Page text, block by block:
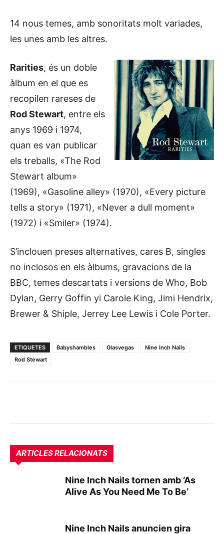
14 nous temes, amb sonoritats molt variades,
les unes amb les altres.
Rarities, és un doble
àlbum en el que es
recopilen rareses de
Rod Stewart, entre els
anys 1969 i 1974,
quan es van publicar
els treballs, «The Rod
Stewart album»
(1969), «Gasoline alley» (1970), «Every picture
tells a story» (1971), «Never a dull moment»
(1972) i «Smiler» (1974).
S’inclouen preses alternatives, cares B, singles
no inclosos en els àlbums, gravacions de la
BBC, temes descartats i versions de Who, Bob
Dylan, Gerry Goffin yi Carole King, Jimi Hendrix,
Brewer & Shiple, Jerrey Lee Lewis i Cole Porter.
ETIQUETES Babyshambles Glasvegas
Nine Inch Nails
Rod Stewart
ARTICLES RELACIONATS
Nine Inch Nails tornen amb ‘As
Alive As You Need Me To Be’
Nine Inch Nails anuncien gira